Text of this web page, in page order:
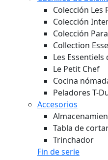
Colección
Colección
Collection
Les
Le Petit Chef
Cocina nómada
Peladores T-
Accesorios
Tabla de
Trinchador
Fin de serie
Fin de serie